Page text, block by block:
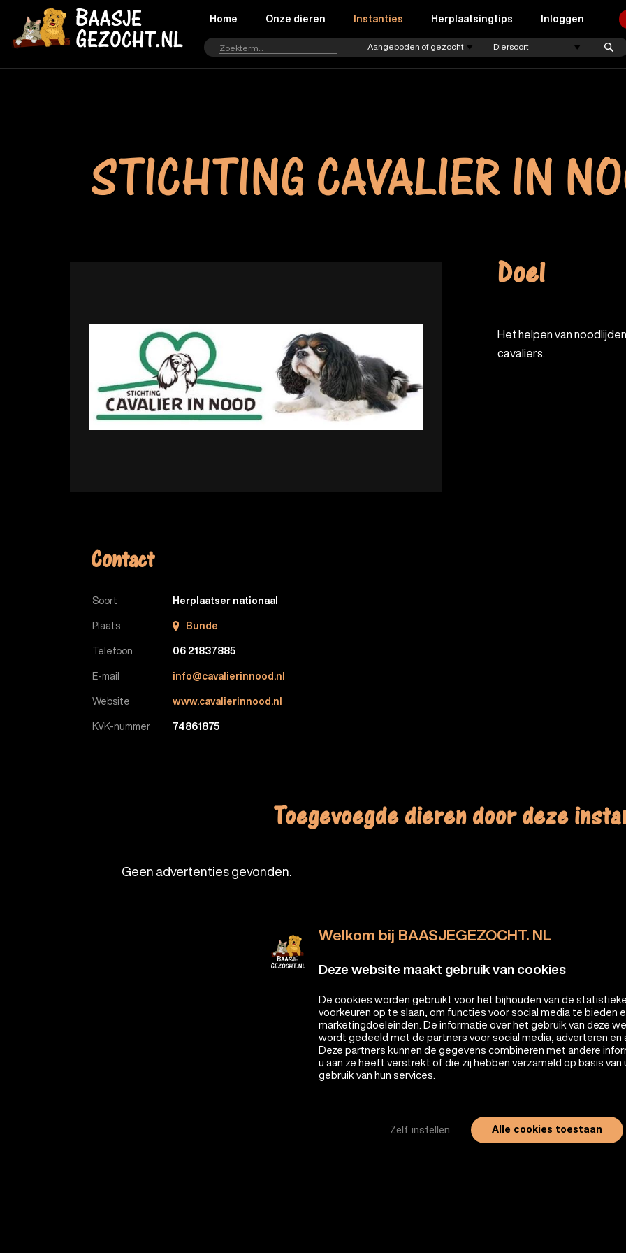
Welkom bij BAASJEGEZOCHT. NL
Deze website maakt gebruik van cookies
De cookies worden gebruikt voor het bijhouden van de
voorkeuren op te slaan, om functies voor social media te bieden
marketingdoeleinden. De informatie over het gebruik van deze
wordt gedeeld met de partners voor social media, adverteren en
Deze partners kunnen de gegevens combineren met andere
u aan ze heeft verstrekt of die zij hebben verzameld op basis van
gebruik van hun services.
Zelf instellen Alle cookies toestaan
Home Onze dieren Instanties Herplaatsingtips Inloggen
STICHTING CAVALIER IN
Contact
Soort Herplaatser nationaal
Plaats Bunde
Telefoon 06 21837885
E-mail info@cavalierinnood.nl
Website www.cavalierinnood.nl
KVK-nummer 74861875
Doel
Het helpen van noodlijdende, onbeheerde of uit de broodfok afkomstige
cavaliers.
Toegevoegde dieren door deze
Geen advertenties gevonden.